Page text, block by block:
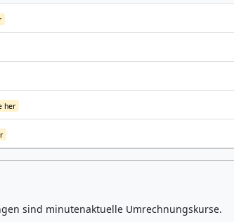
her
sind minutenaktuelle Umrechnungskurse.